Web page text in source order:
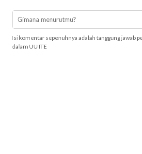
Isi komentar sepenuhnya adalah tanggung jawab
dalam UU ITE